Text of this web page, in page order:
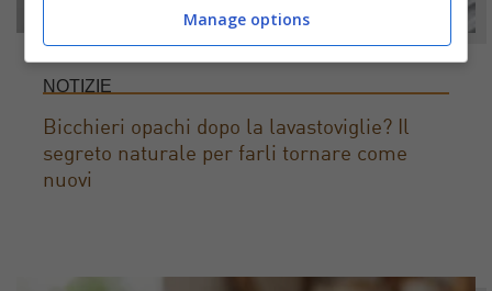
NOTIZIE
Bicchieri opachi dopo la lavastoviglie? Il
segreto naturale per farli tornare come
nuovi
Manage options